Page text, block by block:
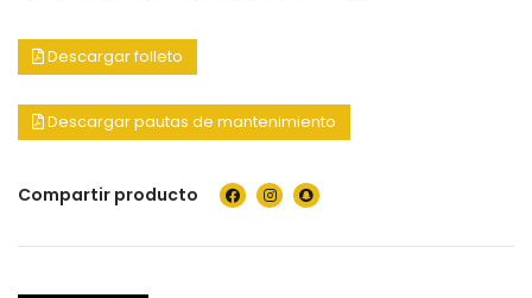
Descargar folleto
Descargar pautas de mantenimiento
Compartir producto